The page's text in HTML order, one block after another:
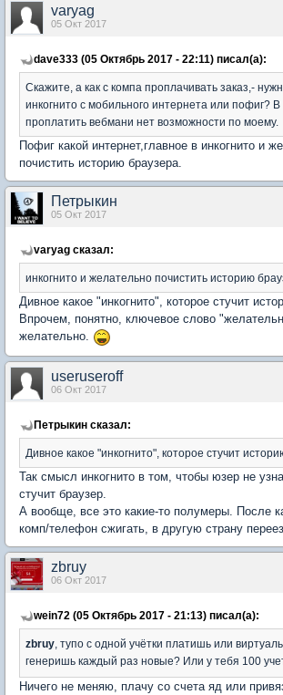
varyag
05 Окт 2017
dave333 (05 Октябрь 2017 - 22:11) писал(а):
Скажите, а как с компа проплачивать заказ,-
инкогнито с мобильного интернета или пофиг?
проплатить вебмани нет возможности по моему.
Пофиг какой интернет,главное в инкогнито и
почистить историю браузера.
Петрыкин
05 Окт 2017
varyag сказал:
инкогнито и желательно почистить историю
Дивное какое "инкогнито", которое стучит
Впрочем, понятно, ключевое слово
желательно.
useruseroff
06 Окт 2017
Петрыкин сказал:
Дивное какое "инкогнито", которое стучит
Так смысл инкогнито в том, чтобы юзер не
стучит браузер.
А вообще, все это какие-то полумеры. После
комп/телефон сжигать, в другую страну
zbruy
06 Окт 2017
wein72 (05 Октябрь 2017 - 21:13) писал(а):
zbruy , тупо с одной учётки платишь или
генеришь каждый раз новые? Или у тебя 100
Ничего не меняю, плачу со счета яд или